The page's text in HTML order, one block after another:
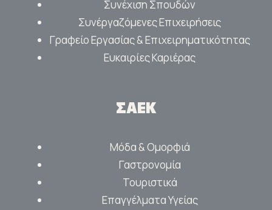
Συνέχιση Σπουδών
Συνέργαζόμενες Επιχειρήσεις
Γραφείο Εργασίας & Επιχειρηματικότητας
Ευκαιρίες Καριέρας
ΣΑΕΚ
Μόδα & Ομορφιά
Γαστρονομία
Τουριστικά
Επαγγέλματα Υγείας